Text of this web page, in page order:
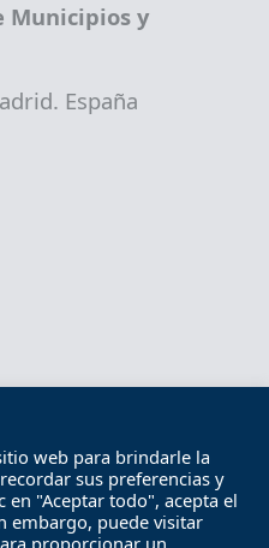
Municipios y
España
Accesibilidad
Política de privacidad
web para brindarle la
sus preferencias y
en "Aceptar todo", acepta el
embargo, puede visitar
proporcionar un